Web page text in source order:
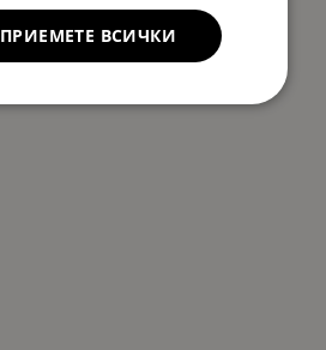
ПРИЕМЕТЕ ВСИЧКИ